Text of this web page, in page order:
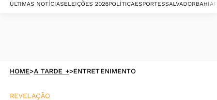
ÚLTIMAS NOTÍCIASELEIÇÕES 2026POLÍTICAESPORTESSALVADORBAHIA
HOME>A TARDE +>ENTRETENIMENTO
REVELAÇÃO